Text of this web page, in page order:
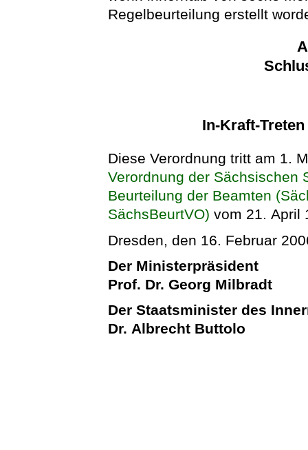
Regelbeurteilung erstellt
In-Kraft-
Diese Verordnung tritt am 1.
Verordnung der Sächsischen
Beurteilung der Beamten
SächsBeurtVO) vom 21. April
Dresden, den 16. Februar
Der Ministerpräsident
Prof. Dr. Georg Milbradt
Der Staatsminister des
Dr. Albrecht Buttolo